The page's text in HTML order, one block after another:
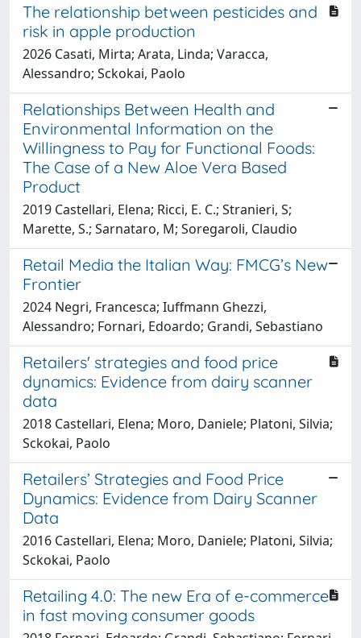
The relationship between pesticides and
risk in apple production
2026 Casati, Mirta; Arata, Linda; Varacca,
Alessandro; Sckokai, Paolo
Relationships Between Health and
Environmental Information on the
Willingness to Pay for Functional Foods:
The Case of a New Aloe Vera Based
Product
2019 Castellari, Elena; Ricci, E. C.; Stranieri, S;
Marette, S.; Sarnataro, M; Soregaroli, Claudio
Retail Media the Italian Way: FMCG’s New
Frontier
2024 Negri, Francesca; Iuffmann Ghezzi,
Alessandro; Fornari, Edoardo; Grandi, Sebastiano
Retailers' strategies and food price
dynamics: Evidence from dairy scanner
data
2018 Castellari, Elena; Moro, Daniele; Platoni, Silvia;
Sckokai, Paolo
Retailers’ Strategies and Food Price
Dynamics: Evidence from Dairy Scanner
Data
2016 Castellari, Elena; Moro, Daniele; Platoni, Silvia;
Sckokai, Paolo
Retailing 4.0: The new Era of e-commerce
in fast moving consumer goods